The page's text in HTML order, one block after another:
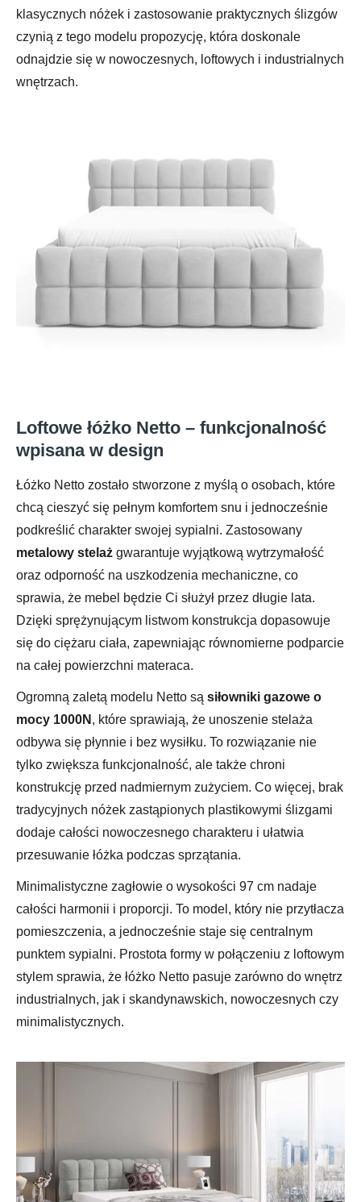
klasycznych nóżek i zastosowanie praktycznych ślizgów
czynią z tego modelu propozycję, która doskonale
odnajdzie się w nowoczesnych, loftowych i industrialnych
wnętrzach.
Loftowe łóżko Netto – funkcjonalność
wpisana w design
Łóżko Netto zostało stworzone z myślą o osobach, które
chcą cieszyć się pełnym komfortem snu i jednocześnie
podkreślić charakter swojej sypialni. Zastosowany
metalowy stelaż gwarantuje wyjątkową wytrzymałość
oraz odporność na uszkodzenia mechaniczne, co
sprawia, że mebel będzie Ci służył przez długie lata.
Dzięki sprężynującym listwom konstrukcja dopasowuje
się do ciężaru ciała, zapewniając równomierne podparcie
na całej powierzchni materaca.
Ogromną zaletą modelu Netto są siłowniki gazowe o
mocy 1000N , które sprawiają, że unoszenie stelaża
odbywa się płynnie i bez wysiłku. To rozwiązanie nie
tylko zwiększa funkcjonalność, ale także chroni
konstrukcję przed nadmiernym zużyciem. Co więcej, brak
tradycyjnych nóżek zastąpionych plastikowymi ślizgami
dodaje całości nowoczesnego charakteru i ułatwia
przesuwanie łóżka podczas sprzątania.
Minimalistyczne zagłowie o wysokości 97 cm nadaje
całości harmonii i proporcji. To model, który nie przytłacza
pomieszczenia, a jednocześnie staje się centralnym
punktem sypialni. Prostota formy w połączeniu z loftowym
stylem sprawia, że łóżko Netto pasuje zarówno do wnętrz
industrialnych, jak i skandynawskich, nowoczesnych czy
minimalistycznych.